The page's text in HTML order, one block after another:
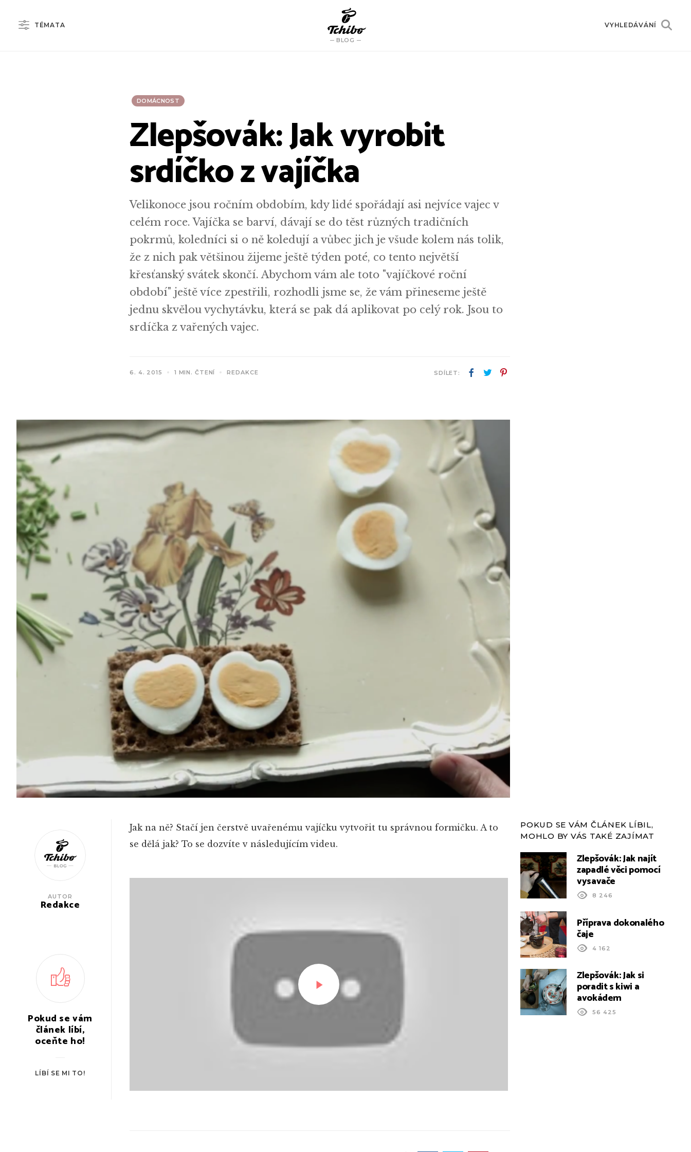
TÉMATA
BLOG
VYHLEDÁVÁNÍ
DOMÁCNOST
Zlepšovák: Jak vyrobit
srdíčko z vajíčka
Velikonoce jsou ročním obdobím, kdy lidé spořádají asi nejvíce vajec v
celém roce. Vajíčka se barví, dávají se do těst různých tradičních
pokrmů, koledníci si o ně koledují a vůbec jich je všude kolem nás tolik,
že z nich pak většinou žijeme ještě týden poté, co tento největší
křesťanský svátek skončí. Abychom vám ale toto "vajíčkové roční
období" ještě více zpestřili, rozhodli jsme se, že vám přineseme ještě
jednu skvělou vychytávku, která se pak dá aplikovat po celý rok. Jsou to
srdíčka z vařených vajec.
6. 4. 2015 1 MIN. ČTENÍ REDAKCE SDÍLET:
AUTOR
Redakce
Pokud se vám
článek líbí,
oceňte ho!
LÍBÍ SE MI TO!
Jak na ně? Stačí jen čerstvě uvařenému vajíčku vytvořit tu správnou formičku. A to
se dělá jak? To se dozvíte v následujícím videu.
PŘEHRÁT ZNOVU
POKUD SE VÁM ČLÁNEK LÍBIL,
MOHLO BY VÁS TAKÉ ZAJÍMAT
Zlepšovák: Jak najít
zapadlé věci pomocí
vysavače
8 246
Příprava dokonalého
čaje
4 162
Zlepšovák: Jak si
poradit s kiwi a
avokádem
56 425